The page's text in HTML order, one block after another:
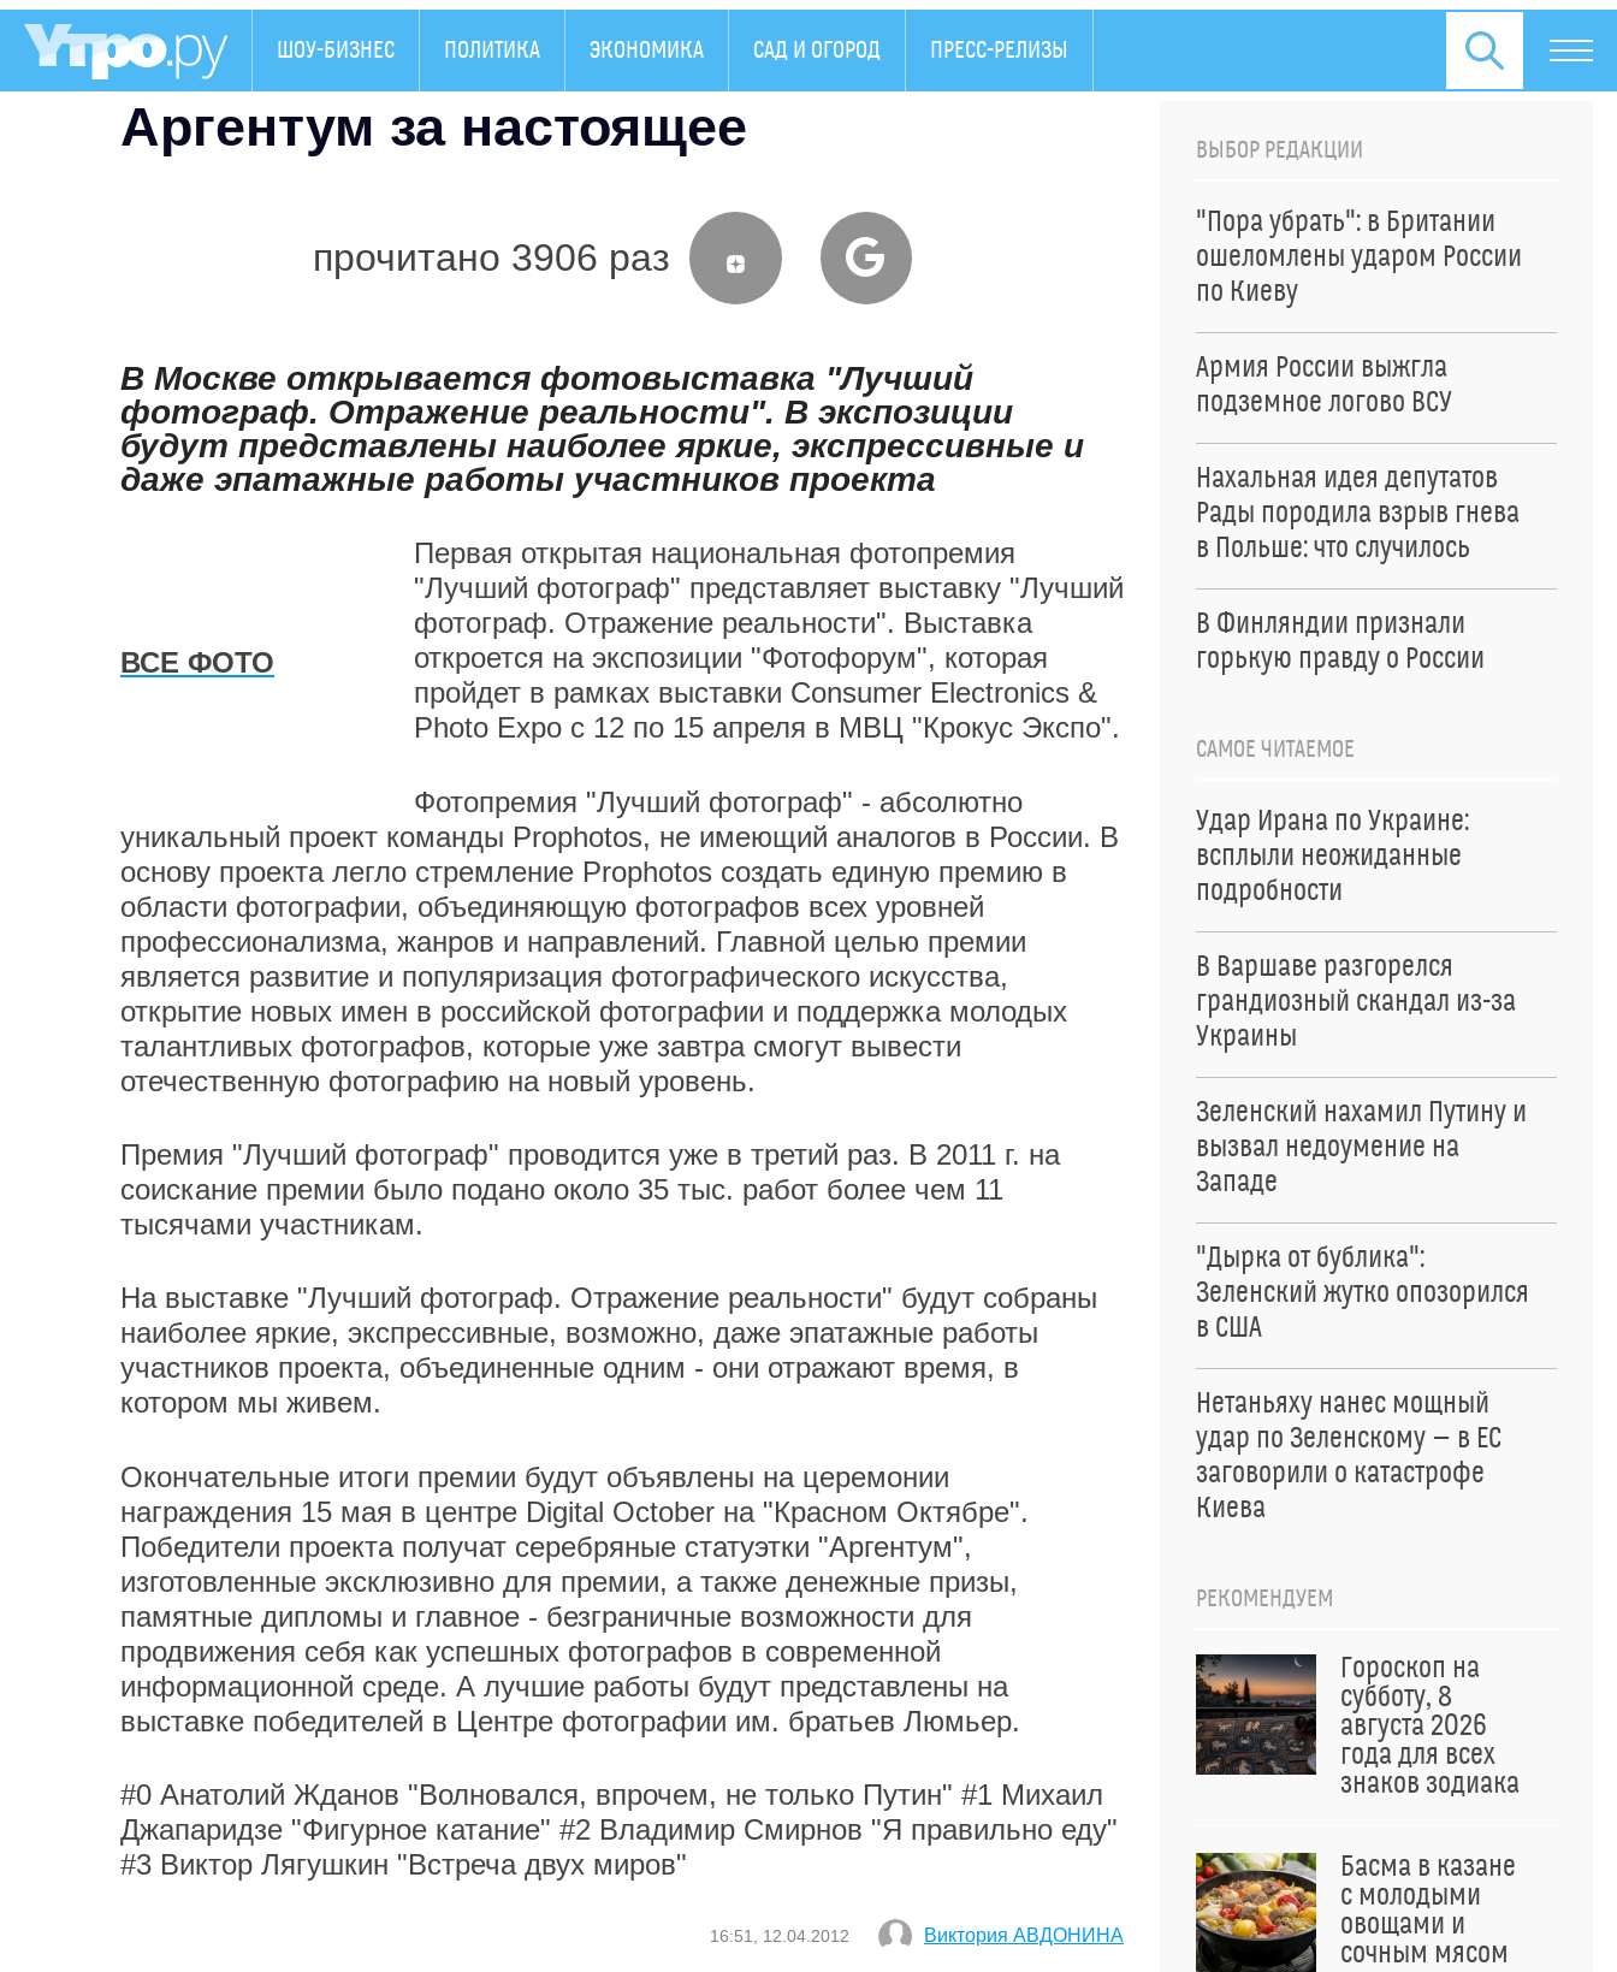
ШОУ-БИЗНЕС ПОЛИТИКА ЭКОНОМИКА САД И ОГОРОД ПРЕСС-РЕЛИЗЫ
Аргентум за настоящее
прочитано 3906 раз
В Москве открывается фотовыставка "Лучший
фотограф. Отражение реальности". В экспозиции
будут представлены наиболее яркие, экспрессивные и
даже эпатажные работы участников проекта
ВСЕ ФОТО
Первая открытая национальная фотопремия
"Лучший фотограф" представляет выставку "Лучший
фотограф. Отражение реальности". Выставка
откроется на экспозиции "Фотофорум", которая
пройдет в рамках выставки Consumer Electronics &
Photo Expo с 12 по 15 апреля в МВЦ "Крокус Экспо".
Фотопремия "Лучший фотограф" - абсолютно
уникальный проект команды Prophotos, не имеющий аналогов в России. В
основу проекта легло стремление Prophotos создать единую премию в
области фотографии, объединяющую фотографов всех уровней
профессионализма, жанров и направлений. Главной целью премии
является развитие и популяризация фотографического искусства,
открытие новых имен в российской фотографии и поддержка молодых
талантливых фотографов, которые уже завтра смогут вывести
отечественную фотографию на новый уровень.
Премия "Лучший фотограф" проводится уже в третий раз. В 2011 г. на
соискание премии было подано около 35 тыс. работ более чем 11
тысячами участникам.
На выставке "Лучший фотограф. Отражение реальности" будут собраны
наиболее яркие, экспрессивные, возможно, даже эпатажные работы
участников проекта, объединенные одним - они отражают время, в
котором мы живем.
Окончательные итоги премии будут объявлены на церемонии
награждения 15 мая в центре Digital October на "Красном Октябре".
Победители проекта получат серебряные статуэтки "Аргентум",
изготовленные эксклюзивно для премии, а также денежные призы,
памятные дипломы и главное - безграничные возможности для
продвижения себя как успешных фотографов в современной
информационной среде. А лучшие работы будут представлены на
выставке победителей в Центре фотографии им. братьев Люмьер.
#0 Анатолий Жданов "Волновался, впрочем, не только Путин" #1 Михаил
Джапаридзе "Фигурное катание" #2 Владимир Смирнов "Я правильно еду"
#3 Виктор Лягушкин "Встреча двух миров"
16:51, 12.04.2012 Виктория АВДОНИНА
ВЫБОР РЕДАКЦИИ
"Пора убрать": в Британии
ошеломлены ударом России
по Киеву
Армия России выжгла
подземное логово ВСУ
Нахальная идея депутатов
Рады породила взрыв гнева
в Польше: что случилось
В Финляндии признали
горькую правду о России
САМОЕ ЧИТАЕМОЕ
Удар Ирана по Украине:
всплыли неожиданные
подробности
В Варшаве разгорелся
грандиозный скандал из-за
Украины
Зеленский нахамил Путину и
вызвал недоумение на
Западе
"Дырка от бублика":
Зеленский жутко опозорился
в США
Нетаньяху нанес мощный
удар по Зеленскому — в ЕС
заговорили о катастрофе
Киева
РЕКОМЕНДУЕМ
Гороскоп на
субботу, 8
августа 2026
года для всех
знаков зодиака
Басма в казане
с молодыми
овощами и
сочным мясом